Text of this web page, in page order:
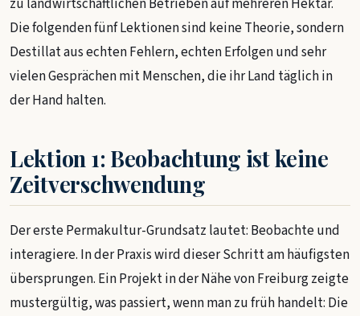
Die folgenden fünf Lektionen sind keine Theorie, sondern
Destillat aus echten Fehlern, echten Erfolgen und sehr
vielen Gesprächen mit Menschen, die ihr Land täglich in
der Hand halten.
Lektion 1: Beobachtung ist keine
Zeitverschwendung
Der erste Permakultur-Grundsatz lautet: Beobachte und
interagiere. In der Praxis wird dieser Schritt am häufigsten
übersprungen. Ein Projekt in der Nähe von Freiburg zeigte
mustergültig, was passiert, wenn man zu früh handelt: Die